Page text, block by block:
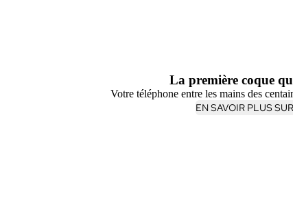
La première coque
Votre téléphone entre les mains des
EN SAVOIR PLUS